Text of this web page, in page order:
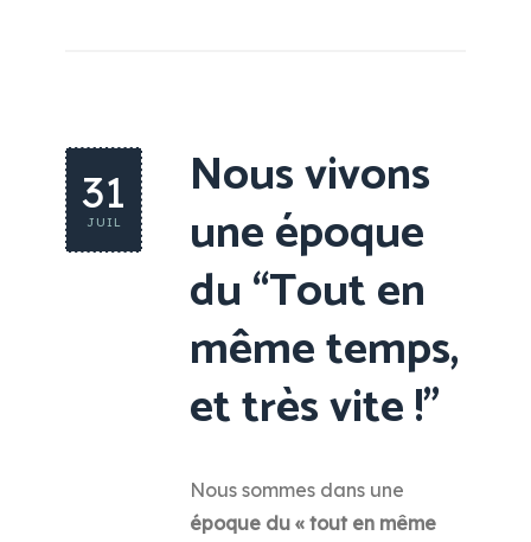
31
JUIL
Nous vivons
une époque
du “Tout en
même temps,
et très vite !”
Nous sommes dans une
époque du « tout en même